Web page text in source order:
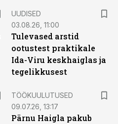
UUDISED
03.08.26, 11:00
Tulevased arstid
ootustest praktikale
Ida-Viru keskhaiglas ja
tegelikkusest
TÖÖKUULUTUSED
09.07.26, 13:17
Pärnu Haigla pakub